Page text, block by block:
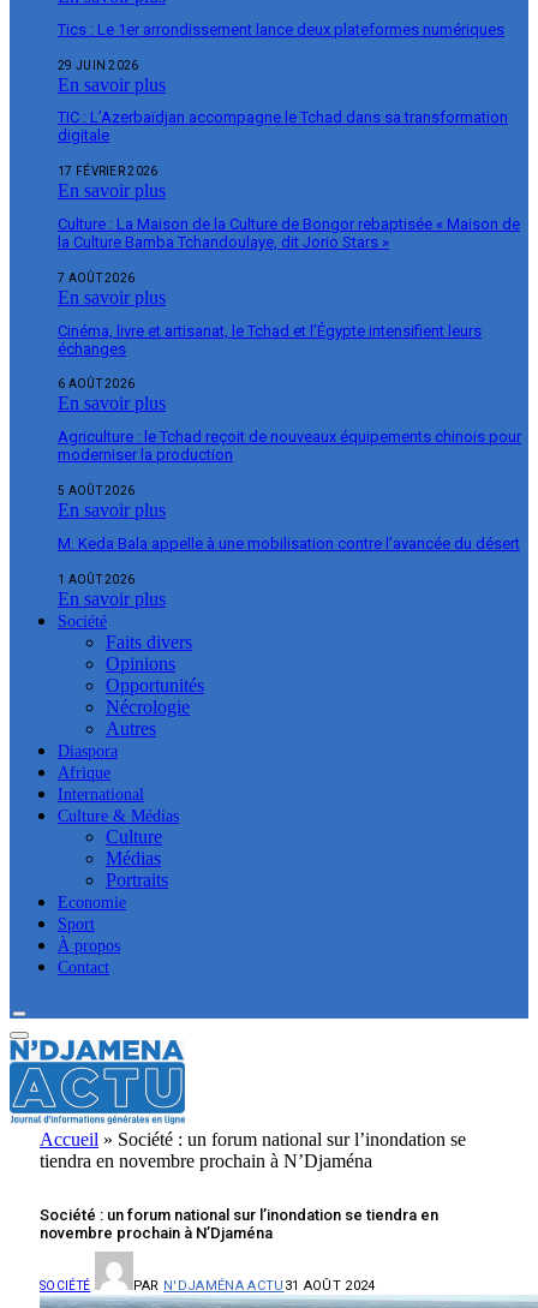
Tics : Le 1er arrondissement lance deux plateformes numériques
29 JUIN 2026
En savoir plus
TIC : L’Azerbaïdjan accompagne le Tchad dans sa transformation
digitale
17 FÉVRIER 2026
En savoir plus
Culture : La Maison de la Culture de Bongor rebaptisée « Maison de
la Culture Bamba Tchandoulaye, dit Jorio Stars »
7 AOÛT 2026
En savoir plus
Cinéma, livre et artisanat, le Tchad et l’Égypte intensifient leurs
échanges
6 AOÛT 2026
En savoir plus
Agriculture : le Tchad reçoit de nouveaux équipements chinois pour
moderniser la production
5 AOÛT 2026
En savoir plus
M. Keda Bala appelle à une mobilisation contre l’avancée du désert
1 AOÛT 2026
En savoir plus
Société
Faits divers
Opinions
Opportunités
Nécrologie
Autres
Diaspora
Afrique
International
Culture & Médias
Culture
Médias
Portraits
Economie
Sport
À propos
Contact
Accueil » Société : un forum national sur l’inondation se
tiendra en novembre prochain à N’Djaména
Société : un forum national sur l’inondation se tiendra en
novembre prochain à N’Djaména
SOCIÉTÉ PAR N'DJAMÉNA ACTU 31 AOÛT 2024